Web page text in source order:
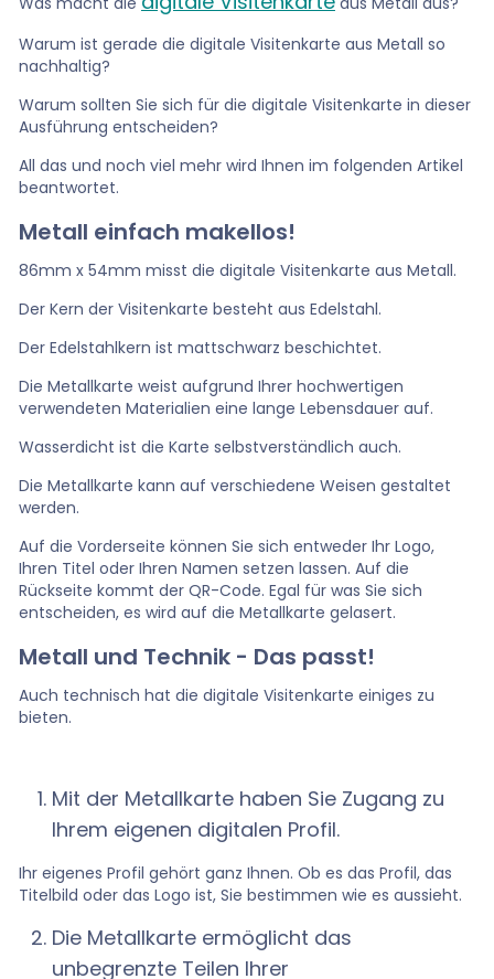
Warum ist gerade die digitale Visitenkarte aus Metall so
nachhaltig?
Warum sollten Sie sich für die digitale Visitenkarte in dieser
Ausführung entscheiden?
All das und noch viel mehr wird Ihnen im folgenden Artikel
beantwortet.
Metall einfach makellos!
86mm x 54mm misst die digitale Visitenkarte aus Metall.
Der Kern der Visitenkarte besteht aus Edelstahl.
Der Edelstahlkern ist mattschwarz beschichtet.
Die Metallkarte weist aufgrund Ihrer hochwertigen
verwendeten Materialien eine lange Lebensdauer auf.
Wasserdicht ist die Karte selbstverständlich auch.
Die Metallkarte kann auf verschiedene Weisen gestaltet
werden.
Auf die Vorderseite können Sie sich entweder Ihr Logo,
Ihren Titel oder Ihren Namen setzen lassen. Auf die
Rückseite kommt der QR-Code. Egal für was Sie sich
entscheiden, es wird auf die Metallkarte gelasert.
Metall und Technik - Das passt!
Auch technisch hat die digitale Visitenkarte einiges zu
bieten.
Mit der Metallkarte haben Sie Zugang zu
Ihrem eigenen digitalen Profil.
Ihr eigenes Profil gehört ganz Ihnen. Ob es das Profil, das
Titelbild oder das Logo ist, Sie bestimmen wie es aussieht.
Die Metallkarte ermöglicht das
unbegrenzte Teilen Ihrer